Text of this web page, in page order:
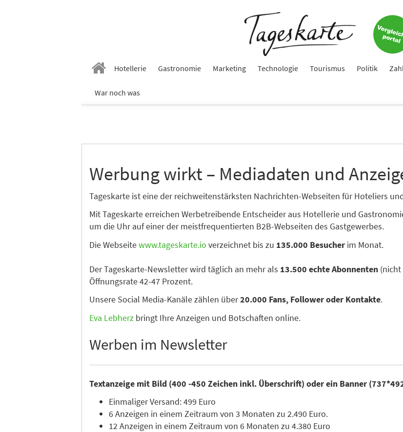
Hotellerie Gastronomie Marketing Technologie Tourismus Politik
War noch was
Werbung wirkt – Mediadaten und
Tageskarte ist eine der reichweitenstärksten Nachrichten-Webseiten für Hoteliers
Mit Tageskarte erreichen Werbetreibende Entscheider aus Hotellerie und
um die Uhr auf einer der meistfrequentierten B2B-Webseiten des Gastgewerbes.
Die Webseitewww.tageskarte.io verzeichnet bis zu 135.000 Besucher im Monat.
Der Tageskarte-Newsletter wird täglich an mehr als 13.500 echte Abonnenten (nicht
Öffnungsrate 42-47 Prozent.
Unsere Social Media-Kanäle zählen über20.000 Fans, Follower oder Kontakte.
Eva Lebherz bringt Ihre Anzeigen und Botschaften online.
Werben im Newsletter
Textanzeige mit Bild (400 -450 Zeichen inkl. Überschrift) oder ein Banner
Einmaliger Versand: 499 Euro
6 Anzeigen in einem Zeitraum von 3 Monaten zu 2.490 Euro.
12 Anzeigen in einem Zeitraum von 6 Monaten zu 4.380 Euro